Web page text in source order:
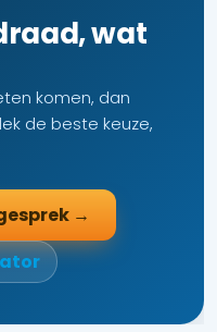
wat
komen, dan
de beste keuze,
→